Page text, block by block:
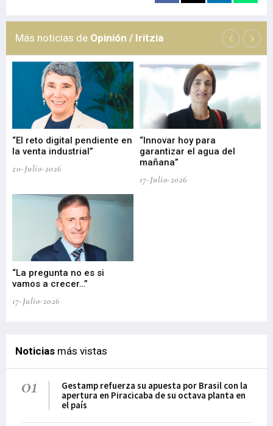
Más noticias de Opinión / Iritzia
“El reto digital pendiente en
la venta industrial”
20-Julio-2026
“Innovar hoy para
garantizar el agua del
mañana”
17-Julio-2026
“La pregunta no es si
vamos a crecer…”
17-Julio-2026
Noticias más vistas
01
Gestamp refuerza su apuesta por Brasil con la
apertura en Piracicaba de su octava planta en
el país